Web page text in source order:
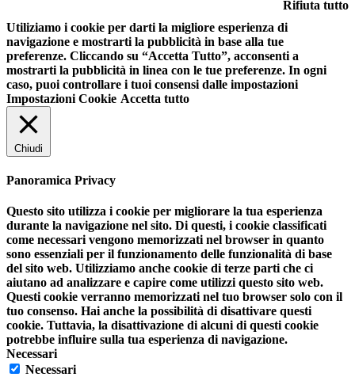
Rifiuta tutto
Utiliziamo i cookie per darti la migliore esperienza di
navigazione e mostrarti la pubblicità in base alla tue
preferenze. Cliccando su “Accetta Tutto”, acconsenti a
mostrarti la pubblicità in linea con le tue preferenze. In ogni
caso, puoi controllare i tuoi consensi dalle impostazioni
Impostazioni Cookie Accetta tutto
Chiudi
Panoramica Privacy
Questo sito utilizza i cookie per migliorare la tua esperienza
durante la navigazione nel sito. Di questi, i cookie classificati
come necessari vengono memorizzati nel browser in quanto
sono essenziali per il funzionamento delle funzionalità di base
del sito web. Utilizziamo anche cookie di terze parti che ci
aiutano ad analizzare e capire come utilizzi questo sito web.
Questi cookie verranno memorizzati nel tuo browser solo con il
tuo consenso. Hai anche la possibilità di disattivare questi
cookie. Tuttavia, la disattivazione di alcuni di questi cookie
potrebbe influire sulla tua esperienza di navigazione.
Necessari
Necessari